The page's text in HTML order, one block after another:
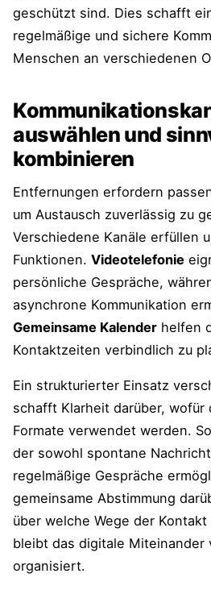
geschützt sind. Dies schafft
regelmäßige und sichere
Menschen an verschiedenen
auswählen und
kombinieren
Entfernungen erfordern
um Austausch zuverlässig zu
Verschiedene Kanäle erfüllen
Funktionen. Videotelefonie
persönliche Gespräche,
asynchrone Kommunikation
Gemeinsame Kalender helfen
Kontaktzeiten verbindlich zu
Ein strukturierter Einsatz
schafft Klarheit darüber, wofür
Formate verwendet werden.
der sowohl spontane
regelmäßige Gespräche
gemeinsame Abstimmung
über welche Wege der
bleibt das digitale Miteinander
organisiert.